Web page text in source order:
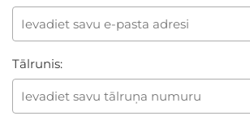
Tālrunis: